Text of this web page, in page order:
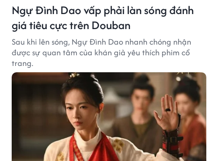
Ngự Đình Dao vấp phải làn sóng đánh
giá tiêu cực trên Douban
Sau khi lên sóng, Ngự Đình Dao nhanh chóng nhận
được sự quan tâm của khán giả yêu thích phim cổ
trang.